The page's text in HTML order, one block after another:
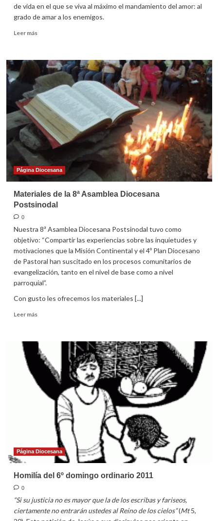
de vida en el que se viva al máximo el mandamiento del amor: al
grado de amar a los enemigos.
Leer másLeer
Homilía
7º
domingo
ordinario
2011
Página Diocesana
Materiales de la 8ª Asamblea Diocesana
Postsinodal
0
Nuestra 8ª Asamblea Diocesana Postsinodal tuvo como
objetivo: “Compartir las experiencias sobre las inquietudes y
motivaciones que la Misión Continental y el 4º Plan Diocesano
de Pastoral han suscitado en los procesos comunitarios de
evangelización, tanto en el nivel de base como a nivel
parroquial”.
Con gusto les ofrecemos los materiales [...]
Leer másLeer
Materiales
de
la
Asamblea
Diocesana
Postsinodal
Página Diocesana
Homilía del 6º domingo ordinario 2011
0
“Si su justicia no es mayor que la de los escribas y fariseos,
ciertamente no entrarán ustedes al Reino de los cielos”(Mt5,